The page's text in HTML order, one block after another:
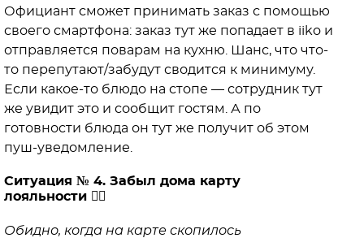
Официант сможет принимать заказ с помощью
своего смартфона: заказ тут же попадает в iiko и
отправляется поварам на кухню. Шанс, что что-
то перепутают/забудут сводится к минимуму.
Если какое-то блюдо на стопе — сотрудник тут
же увидит это и сообщит гостям. А по
готовности блюда он тут же получит об этом
пуш-уведомление.
Ситуация № 4. Забыл дома карту
лояльности 🤷‍♀️
Обидно, когда на карте скопилось